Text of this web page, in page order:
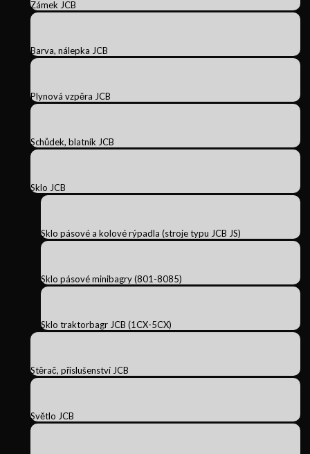
Zámek JCB
Barva, nálepka JCB
Plynová vzpěra JCB
Schůdek, blatník JCB
Sklo JCB
Sklo pásové a kolové rýpadla (stroje typu JCB JS)
Sklo pásové minibagry (801-8085)
Sklo traktorbagr JCB (1CX-5CX)
Stěrač, příslušenství JCB
Světlo JCB